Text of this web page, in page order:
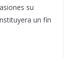
su
un fin